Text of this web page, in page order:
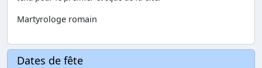
Martyrologe romain
Dates de fête